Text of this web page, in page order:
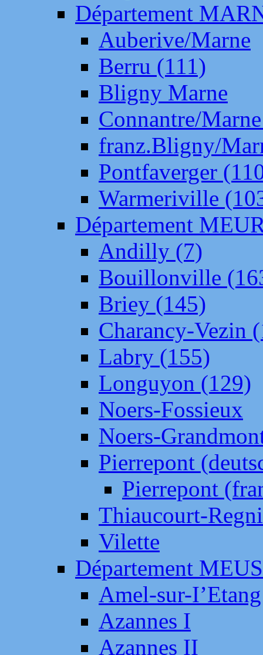
Département
Auberive/Marne
Berru (111)
Bligny Marne
Connantre/
franz.Bligny/
Pontfaverger
Warmeriville
Département
Andilly (7)
Bouillonville
Briey (145)
Charancy-Vezin
Labry (155)
Longuyon (129)
Noers-Fossieux
Noers-
Pierrepont
Pierrepont
Thiaucourt-
Vilette
Département
Amel-sur-
Azannes I
Azannes II